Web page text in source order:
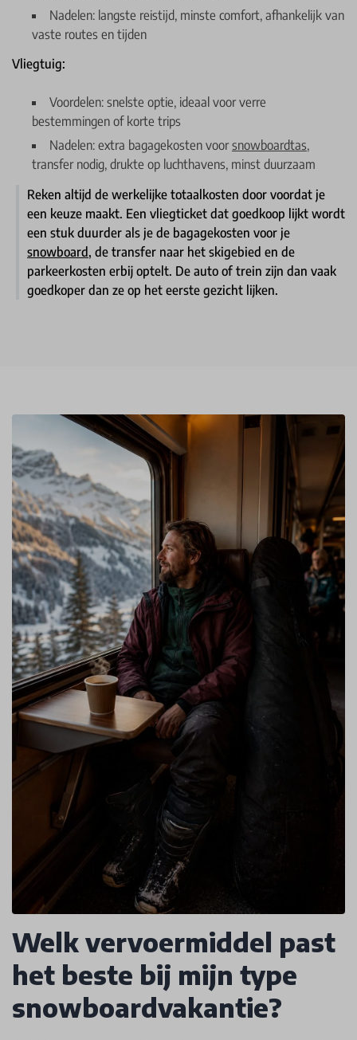
Nadelen: langste reistijd, minste comfort, afhankelijk van
vaste routes en tijden
Vliegtuig:
Voordelen: snelste optie, ideaal voor verre
bestemmingen of korte trips
Nadelen: extra bagagekosten voorsnowboardtas,
transfer nodig, drukte op luchthavens, minst duurzaam
Reken altijd de werkelijke totaalkosten door voordat je
een keuze maakt. Een vliegticket dat goedkoop lijkt wordt
een stuk duurder als je de bagagekosten voor je
snowboard, de transfer naar het skigebied en de
parkeerkosten erbij optelt. De auto of trein zijn dan vaak
goedkoper dan ze op het eerste gezicht lijken.
Welk vervoermiddel past
het beste bij mijn type
snowboardvakantie?